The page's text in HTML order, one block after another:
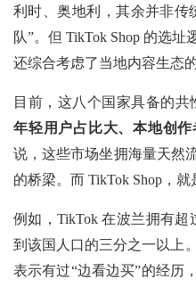
利时、奥地利，其余并非传
队”。但 TikTok Shop 的选址
还综合考虑了当地内容生态
目前，这八个国家具备的共
年轻用户占比大、本地创作
说，这些市场坐拥海量天然
的桥梁。而 TikTok Shop，就
例如，TikTok 在波兰拥有超
到该国人口的三分之一以上
表示有过“边看边买”的经历